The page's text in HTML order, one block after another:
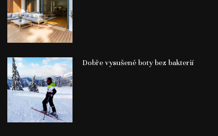
Dobře vysušené boty bez bakterií